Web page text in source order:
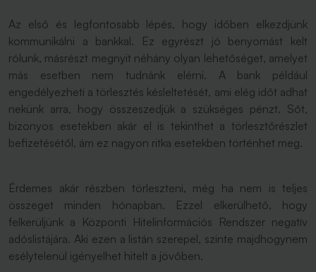
Az első és legfontosabb lépés, hogy időben elkezdjünk
kommunikálni a bankkal. Ez egyrészt jó benyomást kelt
rólunk, másrészt megnyit néhány olyan lehetőséget, amelyet
más esetben nem tudnánk elérni. A bank például
engedélyezheti a törlesztés késleltetését, ami elég időt adhat
nekünk arra, hogy összeszedjük a szükséges pénzt. Sőt,
bizonyos esetekben akár el is tekinthet a törlesztőrészlet
befizetésétől, ám ez nagyon ritka esetekben történhet meg.
Érdemes akár részben törleszteni, még ha nem is teljes
összeget minden hónapban. Ezzel elkerülhető, hogy
felkerüljünk a Központi Hitelinformációs Rendszer negatív
adóslistájára. Aki ezen a listán szerepel, szinte majdhogynem
esélytelenül igényelhet hitelt a jövőben.